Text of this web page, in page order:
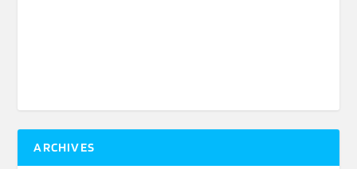
ARCHIVES